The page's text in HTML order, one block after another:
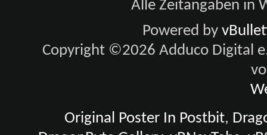
Alle Zeitangaben in
Powered by
Copyright ©2026 Adduco Digital
Original Poster In Postbit,